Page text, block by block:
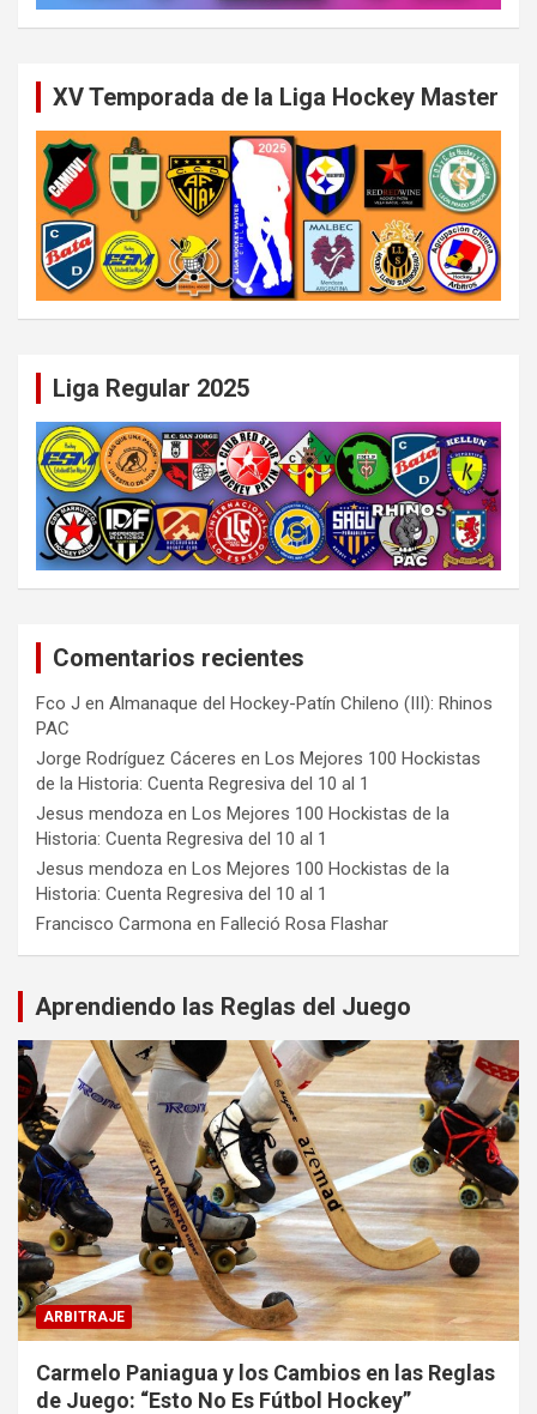
XV Temporada de la Liga Hockey Master
Liga Regular 2025
Comentarios recientes
Fco J en Almanaque del Hockey-Patín Chileno (III): Rhinos
PAC
Jorge Rodríguez Cáceres en Los Mejores 100 Hockistas
de la Historia: Cuenta Regresiva del 10 al 1
Jesus mendoza en Los Mejores 100 Hockistas de la
Historia: Cuenta Regresiva del 10 al 1
Jesus mendoza en Los Mejores 100 Hockistas de la
Historia: Cuenta Regresiva del 10 al 1
Francisco Carmona en Falleció Rosa Flashar
Aprendiendo las Reglas del Juego
ARBITRAJE
Carmelo Paniagua y los Cambios en las Reglas
de Juego: “Esto No Es Fútbol Hockey”